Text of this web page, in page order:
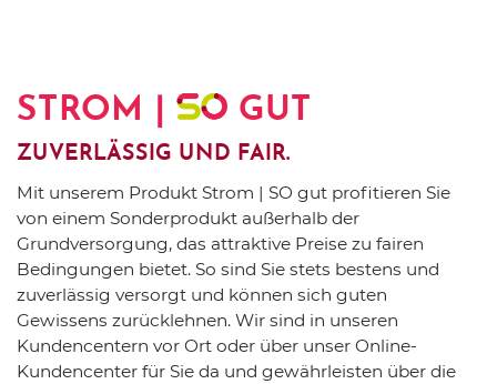
STROM | GUT
ZUVERLÄSSIG UND FAIR.
Mit unserem Produkt Strom | SO gut profitieren Sie
von einem Sonderprodukt außerhalb der
Grundversorgung, das attraktive Preise zu fairen
Bedingungen bietet. So sind Sie stets bestens und
zuverlässig versorgt und können sich guten
Gewissens zurücklehnen. Wir sind in unseren
Kundencentern vor Ort oder über unser Online-
Kundencenter für Sie da und gewährleisten über die